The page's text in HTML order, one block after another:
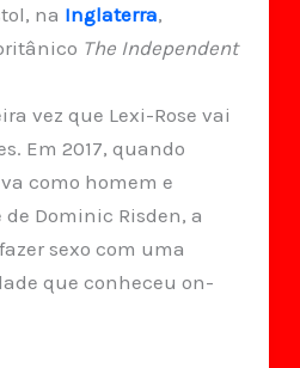
na Inglaterra,
The Independent
vez que Lexi-Rose vai
Em 2017, quando
como homem e
Dominic Risden, a
sexo com uma
que conheceu on-